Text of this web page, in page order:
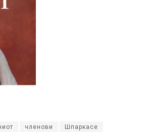
членови Шпаркасе